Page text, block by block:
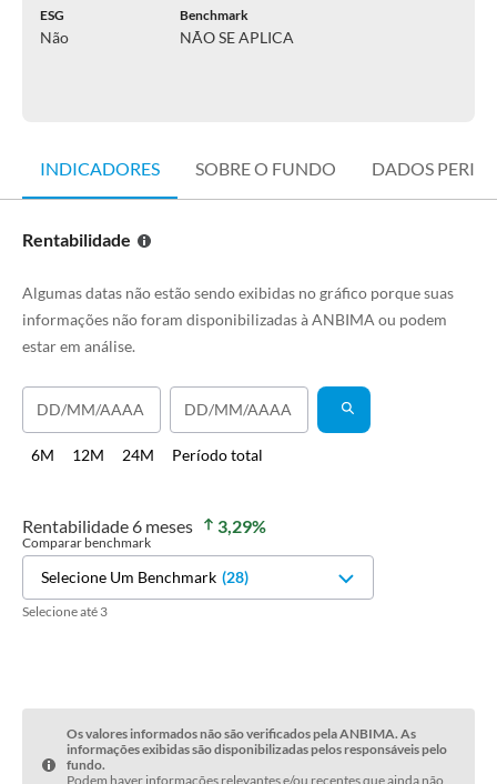
ESG
Não
Benchmark
NÃO SE APLICA
INDICADORES SOBRE O FUNDO DADOS
Rentabilidade
Algumas datas não estão sendo exibidas no gráfico porque suas
informações não foram disponibilizadas à ANBIMA ou podem
estar em análise.
6M 12M 24M Período total
Rentabilidade 6 meses 3,29%
Comparar benchmark
Selecione Um Benchmark (28)
Selecione até 3
Os valores informados não são verificados pela ANBIMA. As
informações exibidas são disponibilizadas pelos responsáveis pelo
fundo.
Podem haver informações relevantes e/ou recentes que ainda não